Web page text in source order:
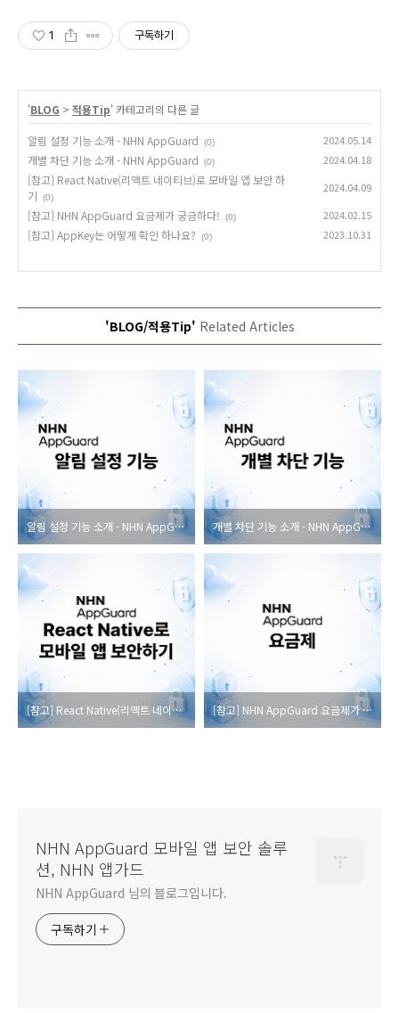
1 구독하기
'BLOG > 적용Tip' 카테고리의 다른 글
알림 설정 기능 소개 - NHN AppGuard (0) 2024.05.14
개별 차단 기능 소개 - NHN AppGuard (0) 2024.04.18
[참고] React Native(리액트 네이티브)로 모바일 앱 보안 하
기
(0)
2024.04.09
[참고] NHN AppGuard 요금제가 궁금하다! (0) 2024.02.15
[참고] AppKey는 어떻게 확인 하나요? (0) 2023.10.31
'BLOG/적용Tip' Related Articles
알림 설정 기능 소개 - NHN AppGuard 개별 차단 기능 소개 - NHN AppGuard
[참고] React Native(리액트 네이티브)로 모바일 앱 보안 하기 [참고] NHN AppGuard 요금제가 궁금하다!
NHN AppGuard 모바일 앱 보안 솔루
션, NHN 앱가드
NHN AppGuard 님의 블로그입니다.
구독하기